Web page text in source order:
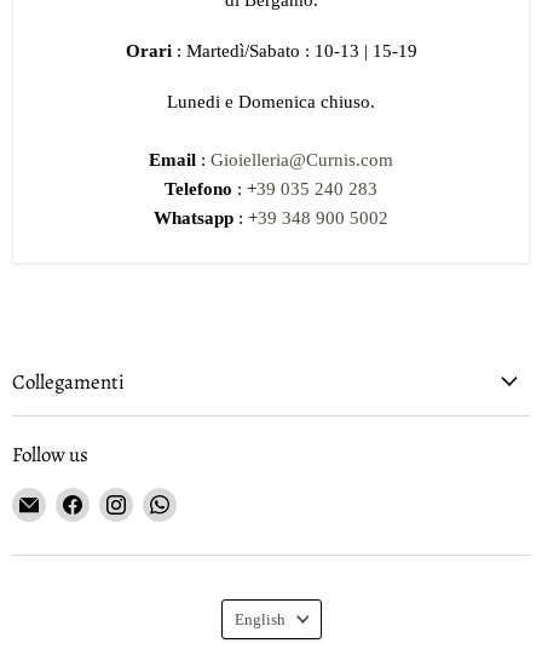
Orari : Martedì/Sabato : 10-13 | 15-19
Lunedi e Domenica chiuso.
Email : Gioielleria@Curnis.com
Telefono : +39 035 240 283
Whatsapp : +39 348 900 5002
Collegamenti
Follow us
Email
Gioielleria
Curnis
Find
on
Find
on
Find
on
Language
English